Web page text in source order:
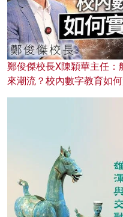
鄭俊傑校長X陳穎華主任
來潮流？校內數字教育如